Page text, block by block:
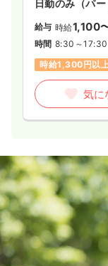
目3rdG：Ver.1.1に
日勤のみ（パー
給与 時給1,100
時間 8:30～17:30
時給1,300円以
気に